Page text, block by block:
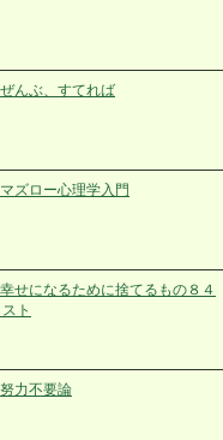
ぜんぶ、すてれば
マズロー心理学入門
幸せになるために捨てるもの８４
ト
努力不要論